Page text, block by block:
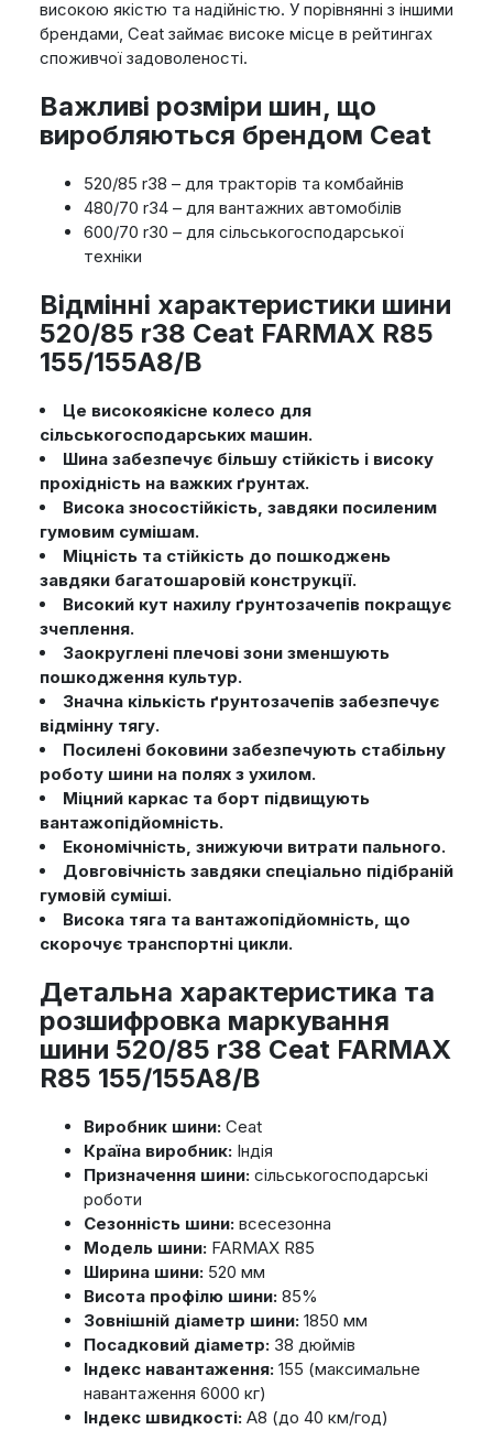
високою якістю та надійністю. У порівнянні з іншими
брендами, Ceat займає високе місце в рейтингах
споживчої задоволеності.
Важливі розміри шин, що
виробляються брендом Ceat
520/85 r38 – для тракторів та комбайнів
480/70 r34 – для вантажних автомобілів
600/70 r30 – для сільськогосподарської
техніки
Відмінні характеристики шини
520/85 r38 Ceat FARMAX R85
155/155A8/B
Це високоякісне колесо для
сільськогосподарських машин.
Шина забезпечує більшу стійкість і високу
прохідність на важких ґрунтах.
Висока зносостійкість, завдяки посиленим
гумовим сумішам.
Міцність та стійкість до пошкоджень
завдяки багатошаровій конструкції.
Високий кут нахилу ґрунтозачепів покращує
зчеплення.
Заокруглені плечові зони зменшують
пошкодження культур.
Значна кількість ґрунтозачепів забезпечує
відмінну тягу.
Посилені боковини забезпечують стабільну
роботу шини на полях з ухилом.
Міцний каркас та борт підвищують
вантажопідйомність.
Економічність, знижуючи витрати пального.
Довговічність завдяки спеціально підібраній
гумовій суміші.
Висока тяга та вантажопідйомність, що
скорочує транспортні цикли.
Детальна характеристика та
розшифровка маркування
шини 520/85 r38 Ceat FARMAX
R85 155/155A8/B
Виробник шини:Ceat
Країна виробник:Індія
Призначення шини:сільськогосподарські
роботи
Сезонність шини:всесезонна
Модель шини:FARMAX R85
Ширина шини:520 мм
Висота профілю шини:85%
Зовнішній діаметр шини:1850 мм
Посадковий діаметр:38 дюймів
Індекс навантаження:155 (максимальне
навантаження 6000 кг)
Індекс швидкості:A8 (до 40 км/год)